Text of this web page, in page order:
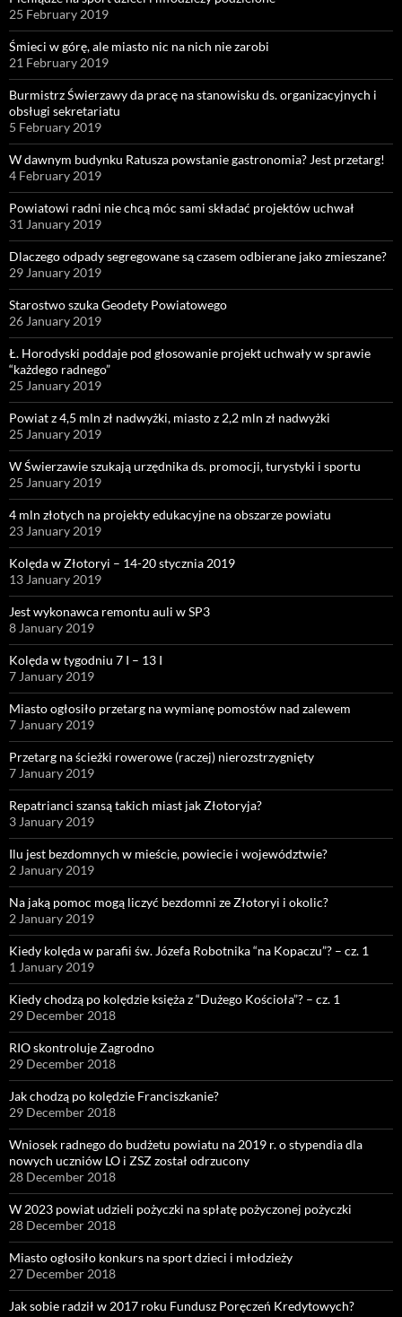
25 February 2019
Śmieci w górę, ale miasto nic na nich nie zarobi
21 February 2019
Burmistrz Świerzawy da pracę na stanowisku ds. organizacyjnych i
obsługi sekretariatu
5 February 2019
W dawnym budynku Ratusza powstanie gastronomia? Jest przetarg!
4 February 2019
Powiatowi radni nie chcą móc sami składać projektów uchwał
31 January 2019
Dlaczego odpady segregowane są czasem odbierane jako zmieszane?
29 January 2019
Starostwo szuka Geodety Powiatowego
26 January 2019
Ł. Horodyski poddaje pod głosowanie projekt uchwały w sprawie
“każdego radnego”
25 January 2019
Powiat z 4,5 mln zł nadwyżki, miasto z 2,2 mln zł nadwyżki
25 January 2019
W Świerzawie szukają urzędnika ds. promocji, turystyki i sportu
25 January 2019
4 mln złotych na projekty edukacyjne na obszarze powiatu
23 January 2019
Kolęda w Złotoryi – 14-20 stycznia 2019
13 January 2019
Jest wykonawca remontu auli w SP3
8 January 2019
Kolęda w tygodniu 7 I – 13 I
7 January 2019
Miasto ogłosiło przetarg na wymianę pomostów nad zalewem
7 January 2019
Przetarg na ścieżki rowerowe (raczej) nierozstrzygnięty
7 January 2019
Repatrianci szansą takich miast jak Złotoryja?
3 January 2019
Ilu jest bezdomnych w mieście, powiecie i województwie?
2 January 2019
Na jaką pomoc mogą liczyć bezdomni ze Złotoryi i okolic?
2 January 2019
Kiedy kolęda w parafii św. Józefa Robotnika “na Kopaczu”? – cz. 1
1 January 2019
Kiedy chodzą po kolędzie księża z “Dużego Kościoła”? – cz. 1
29 December 2018
RIO skontroluje Zagrodno
29 December 2018
Jak chodzą po kolędzie Franciszkanie?
29 December 2018
Wniosek radnego do budżetu powiatu na 2019 r. o stypendia dla
nowych uczniów LO i ZSZ został odrzucony
28 December 2018
W 2023 powiat udzieli pożyczki na spłatę pożyczonej pożyczki
28 December 2018
Miasto ogłosiło konkurs na sport dzieci i młodzieży
27 December 2018
Jak sobie radził w 2017 roku Fundusz Poręczeń Kredytowych?